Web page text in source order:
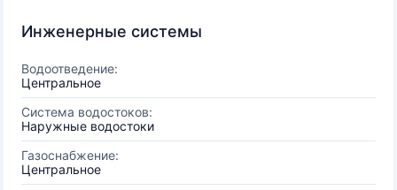
Инженерные системы
Водоотведение:
Центральное
Система водостоков:
Наружные водостоки
Газоснабжение:
Центральное